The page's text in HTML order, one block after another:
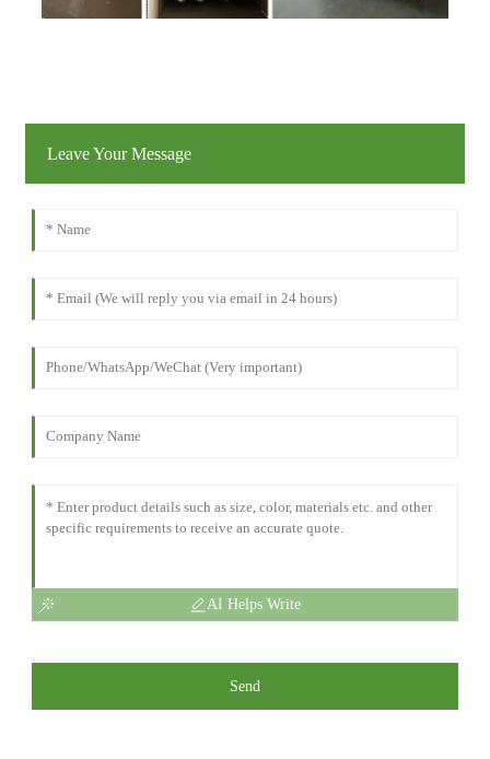
Leave Your Message
AI Helps Write
Send